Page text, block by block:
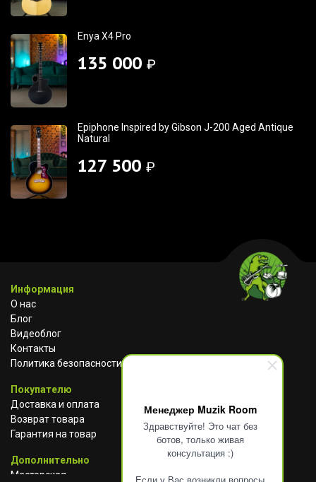
Менеджер Muzik Room
Здравствуйте! Это чат без
ботов, только живая
консультация :)
Enya X4 Pro
135 000 ₽
Epiphone Inspired by Gibson J-200 Aged Antique
Natural
127 500 ₽
Информация
О нас
Блог
Видеоблог
Контакты
Политика безопасности
Покупателю
Доставка и оплата
Возврат товара
Гарантия на товар
Дополнительно
Мастерская